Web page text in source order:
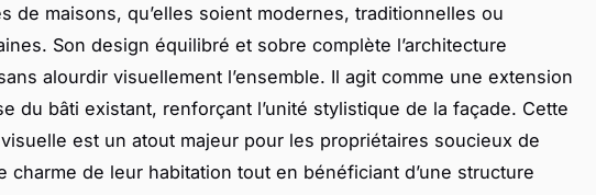
de maisons, qu’elles soient modernes, traditionnelles ou
Son design équilibré et sobre complète l’architecture
alourdir visuellement l’ensemble. Il agit comme une extension
du bâti existant, renforçant l’unité stylistique de la façade. Cette
est un atout majeur pour les propriétaires soucieux de
charme de leur habitation tout en bénéficiant d’une structure